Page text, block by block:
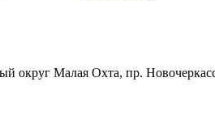
округ Малая Охта, пр.